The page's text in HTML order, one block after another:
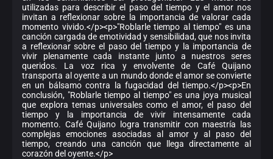
utilizadas para describir el paso del tiempo y el amor nos
invitan a reflexionar sobre la importancia de valorar cada
momento vivido.</p><p>"Roblarle tiempo al tiempo" es una
canción cargada de emotividad y sensibilidad, que nos invita
a reflexionar sobre el paso del tiempo y la importancia de
vivir plenamente cada instante junto a nuestros seres
queridos. La voz rica y envolvente de Café Quijano
transporta al oyente a un mundo donde el amor se convierte
en un bálsamo contra la fugacidad del tiempo.</p><p>En
conclusión, "Roblarle tiempo al tiempo" es una joya musical
que explora temas universales como el amor, el paso del
tiempo y la importancia de vivir intensamente cada
momento. Café Quijano logra transmitir con maestría las
complejas emociones asociadas al amor y al paso del
tiempo, creando una canción que llega directamente al
corazón del oyente.</p>